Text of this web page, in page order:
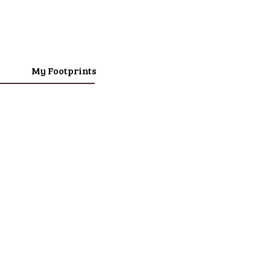
My Footprints